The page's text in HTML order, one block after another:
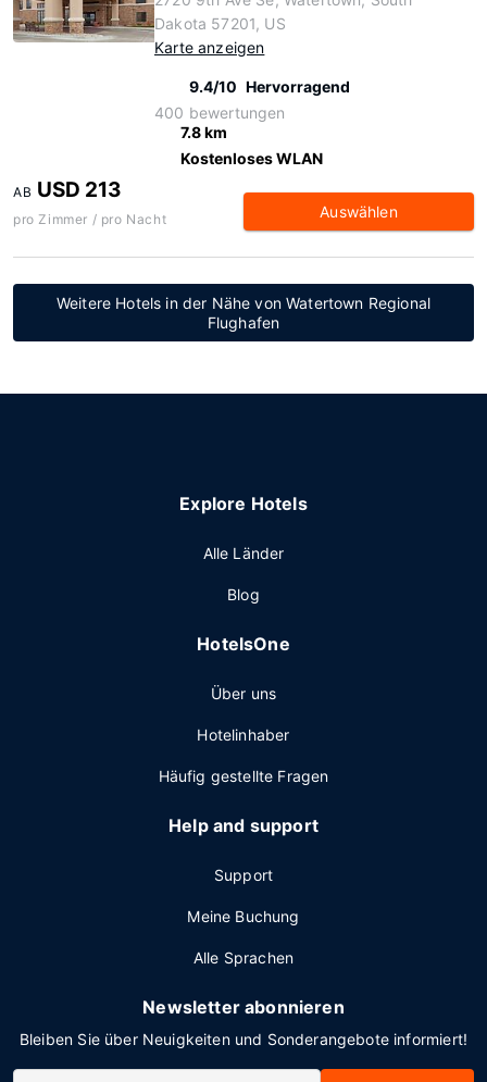
Dakota 57201, US
Karte anzeigen
9.4/10 Hervorragend
400 bewertungen
7.8 km
Kostenloses WLAN
AB USD 213
pro Zimmer / pro Nacht Auswählen
Weitere Hotels in der Nähe von Watertown Regional
Flughafen
Explore Hotels
Alle Länder
Blog
HotelsOne
Über uns
Hotelinhaber
Häufig gestellte Fragen
Help and support
Support
Meine Buchung
Alle Sprachen
Newsletter abonnieren
Bleiben Sie über Neuigkeiten und Sonderangebote informiert!